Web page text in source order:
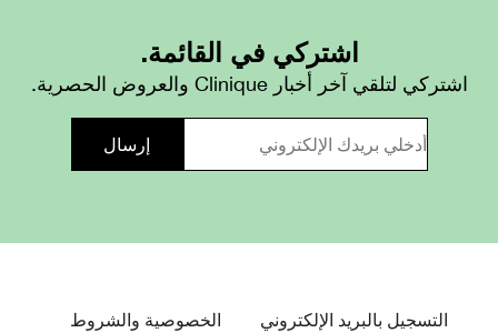
اشتركي في القائمة.
اشتركي لتلقي آخر أخبار Clinique والعروض الحصرية.
التسجيل بالبريد الإلكتروني الخصوصية والشروط